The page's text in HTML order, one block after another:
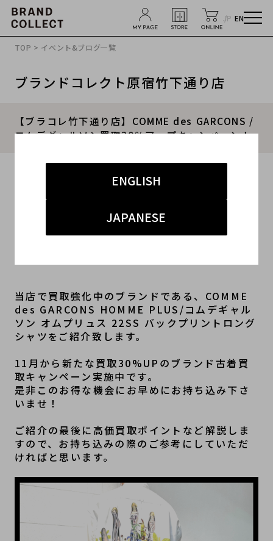
JP EN
ENGLISH
JAPANESE
TOP > イベント&ブログ一覧
ブランドコレクト原宿竹下通り店
【ブラコレ竹下通り店】COMME des GARCONS /
コムデギャルソン買取30％アップキャンペーン！
#コムデギャルソン
#竹下 ドメスティック
#ブランド古着買取キャンペーン
当店で買取強化中のブランドである、COMME
des GARCONS HOMME PLUS/コムデギャル
ソン オムプリュス 22SS バックプリントロング
シャツをご紹介致します。
11月から新たな買取30%UPのブランド古着買
取キャンペーン実施中です。
是非このお得な機会にお早めにお持ち込み下さ
いませ！
ご紹介の最後に高価買取ポイントなど解説しま
すので、お持ち込みの際のご参考にしていただ
ければと思います。